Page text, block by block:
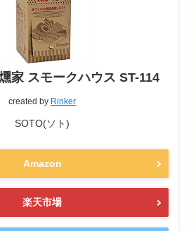
家 スモークハウス ST-114
created by Rinker
SOTO(ソト)
Amazon
楽天市場